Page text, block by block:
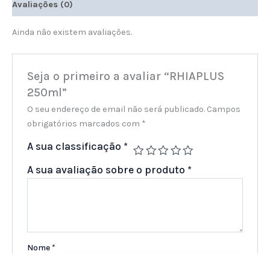
Avaliações (0)
Ainda não existem avaliações.
Seja o primeiro a avaliar “RHIAPLUS
250ml”
O seu endereço de email não será publicado. Campos
obrigatórios marcados com *
A sua classificação *
A sua avaliação sobre o produto *
Nome *